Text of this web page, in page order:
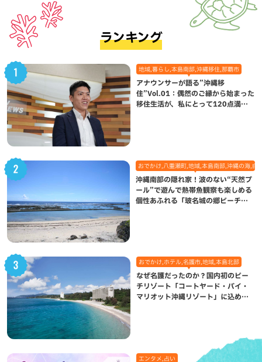
ランキング
地域,暮らし,本島南部,沖縄移住,那覇市
アナウンサーが語る”沖縄移
住”Vol.01：偶然のご縁から始まった
移住生活が、私にとって120点満点
おでかけ,八重瀬町,地域,本島南部,沖縄の海,自
沖縄南部の隠れ家！波のない“天然プ
ール”で遊んで熱帯魚観察も楽しめる
個性あふれる「玻名城の郷ビーチ」
おでかけ,ホテル,名護市,地域,本島北部
なぜ名護だったのか？国内初のビー
チリゾート「コートヤード・バイ・
マリオット沖縄リゾート」に込めら
エンタメ,占い